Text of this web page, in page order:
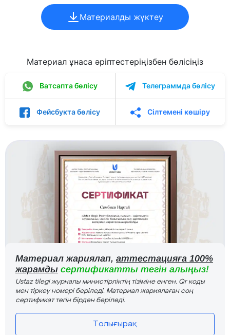
Материалды жүктеу
Материал ұнаса әріптестеріңізбен бөлісіңіз
Ватсапта бөлісу Телеграммда бөлісу
Фейсбукта бөлісу Сілтемені көшіру
Материал жариялап, аттестацияға 100%
жарамды сертификатты тегін алыңыз!
Ustaz tilegi журналы министірліктің тізіміне енген. Qr коды
мен тіркеу номері беріледі. Материал жариялаған соң
сертификат тегін бірден беріледі.
Толығырақ